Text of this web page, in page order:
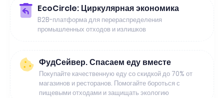
EcoCircle: Циркулярная экономика
B2B-платформа для перераспределения
промышленных отходов и излишков
ФудСейвер. Спасаем еду вместе
Покупайте качественную еду со скидкой до 70% от
магазинов и ресторанов. Помогайте бороться с
пищевыми отходами и защищать экологию